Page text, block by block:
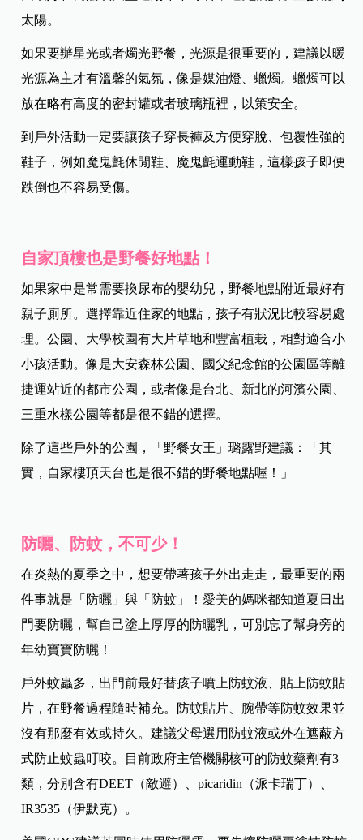
太陽。
如果要辦星光或者燭光野餐，光源是很重要的，建議以暖
光源為主才有溫馨的氣氛，像是媒油燈、蠟燭。蠟燭可以
放在略有高度的密封罐或者玻璃瓶裡，以策安全。
到戶外活動一定要讓孩子穿長褲及方便穿脫、包覆性強的
鞋子，例如魔鬼氈休閒鞋、魔鬼氈運動鞋，這樣孩子即便
跌倒也不容易受傷。
自家頂樓也是野餐好地點！
如果家中是常需要換尿布的嬰幼兒，野餐地點附近最好有
親子廁所。選擇靠近住家的地點，孩子有狀況比較容易處
理。公園、大學校園有大片草地和豐富植栽，相對適合小
小孩活動。像是大安森林公園、國父紀念館的公園區等離
捷運站近的都市公園，或者像是台北、新北的河濱公園、
三重水樣公園等都是很不錯的選擇。
除了這些戶外的公園，「野餐女王」璐露野建議：「其
實，自家樓頂天台也是很不錯的野餐地點喔！」
防曬、防蚊，不可少！
在炎熱的夏季之中，想要帶著孩子外出走走，最重要的兩
件事就是「防曬」與「防蚊」！愛美的媽咪都知道夏日出
門要防曬，幫自己塗上厚厚的防曬乳，可別忘了幫身旁的
年幼寶寶防曬！
戶外蚊蟲多，出門前最好替孩子噴上防蚊液、貼上防蚊貼
片，在野餐過程隨時補充。防蚊貼片、腕帶等防蚊效果並
沒有那麼有效或持久。建議父母選用防蚊液或外在遮蔽方
式防止蚊蟲叮咬。目前政府主管機關核可的防蚊藥劑有3
類，分別含有DEET（敵避）、picaridin（派卡瑞丁）、
IR3535（伊默克）。